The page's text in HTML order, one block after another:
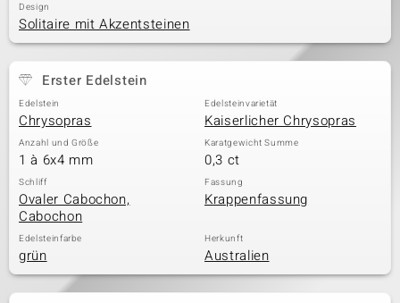
Design
Solitaire mit Akzentsteinen
Erster Edelstein
Edelstein
Chrysopras
Edelsteinvarietät
Kaiserlicher Chrysopras
Anzahl und Größe
1 à 6x4 mm
Karatgewicht Summe
0,3 ct
Schliff
Ovaler Cabochon,
Cabochon
Fassung
Krappenfassung
Edelsteinfarbe
grün
Herkunft
Australien